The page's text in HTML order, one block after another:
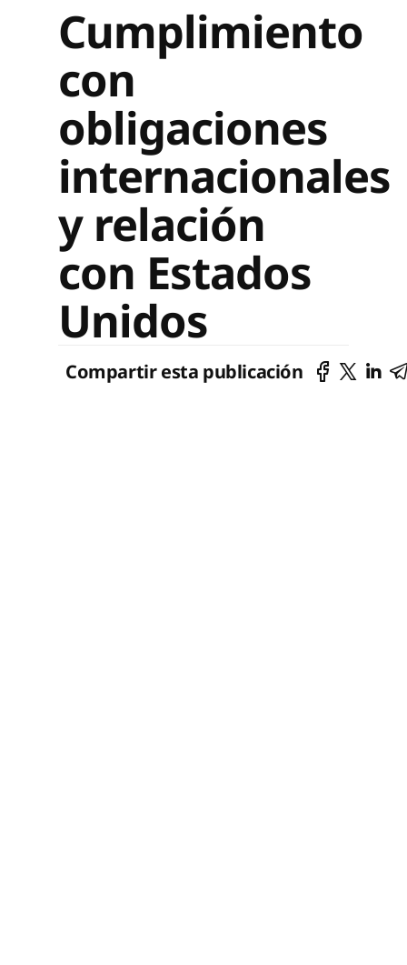
Cumplimiento
con
obligaciones
internacionales
y relación
con Estados
Unidos
Compartir esta publicación